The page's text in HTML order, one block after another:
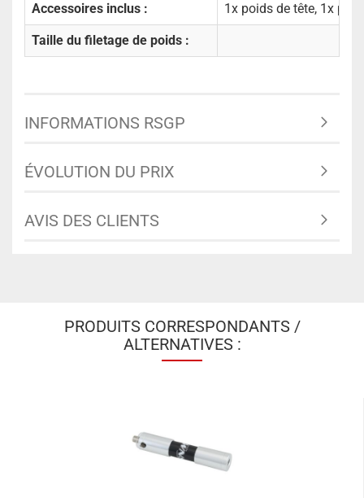
Accessoires inclus : 1x poids de tête, 1x
Taille du filetage de poids :
INFORMATIONS RSGP
ÉVOLUTION DU PRIX
AVIS DES CLIENTS
PRODUITS CORRESPONDANTS /
ALTERNATIVES :